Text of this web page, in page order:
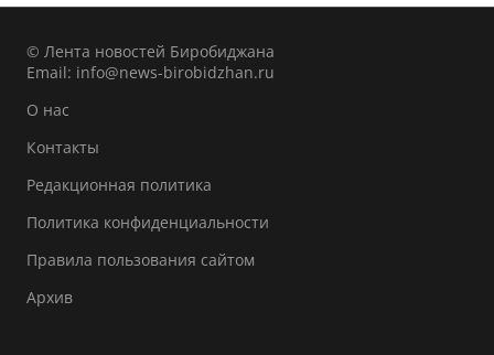
© Лента новостей Биробиджана
Email: info@news-birobidzhan.ru
О нас
Контакты
Редакционная политика
Политика конфиденциальности
Правила пользования сайтом
Архив